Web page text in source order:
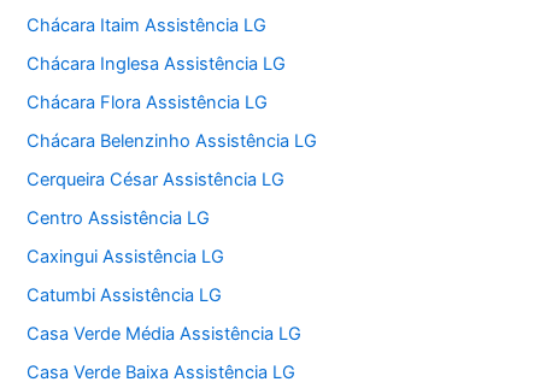
Chácara Itaim Assistência LG
Chácara Inglesa Assistência LG
Chácara Flora Assistência LG
Chácara Belenzinho Assistência LG
Cerqueira César Assistência LG
Centro Assistência LG
Caxingui Assistência LG
Catumbi Assistência LG
Casa Verde Média Assistência LG
Casa Verde Baixa Assistência LG